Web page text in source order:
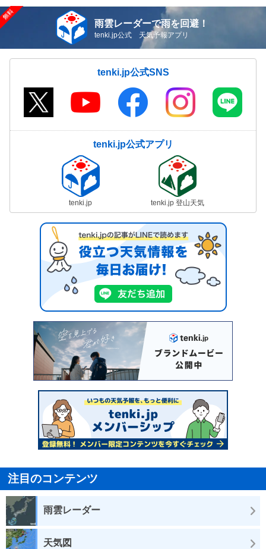
雨雲レーダーで雨を回避！
tenki.jp公式 天気予報アプリ
tenki.jp公式SNS
tenki.jp公式アプリ
tenki.jp tenki.jp 登山天気
注目のコンテンツ
雨雲レーダー
天気図